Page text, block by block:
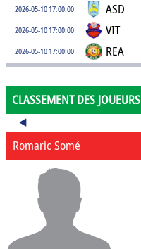
2026-05-10 17:00:00 ASD
2026-05-10 17:00:00 VIT
2026-05-10 17:00:00 REA
CLASSEMENT DES JOUEURS
Romaric Somé